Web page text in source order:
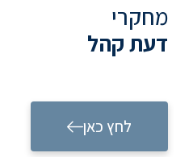
מחקרי
דעת קהל
לחץ כאן